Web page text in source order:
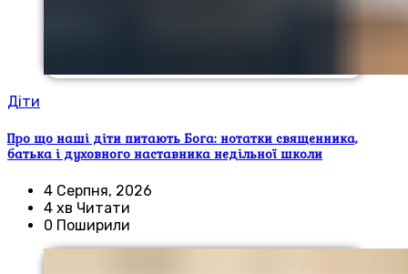
Діти
Про що наші діти питають Бога: нотатки священника,
батька і духовного наставника недільної школи
4 Серпня, 2026
4 хв Читати
0 Поширили